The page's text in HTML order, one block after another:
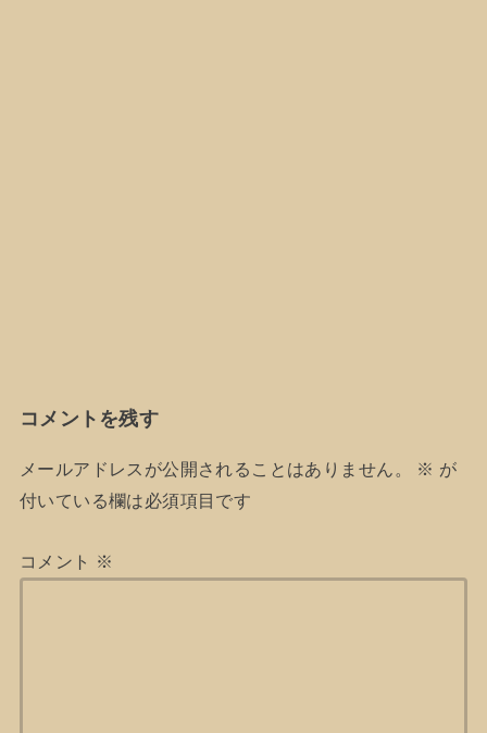
コメントを残す
メールアドレスが公開されることはありません。 ※ が
付いている欄は必須項目です
コメント ※